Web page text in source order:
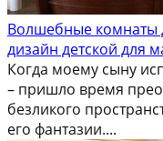
Волшебные комнаты
дизайн детской для
Когда моему сыну
– пришло время
безликого
его фантазии....